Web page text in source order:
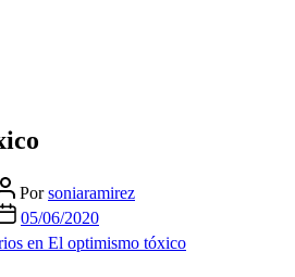
Porsoniaramirez
05/06/2020
en El optimismo tóxico